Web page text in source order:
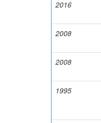
2016
2008
2008
1995